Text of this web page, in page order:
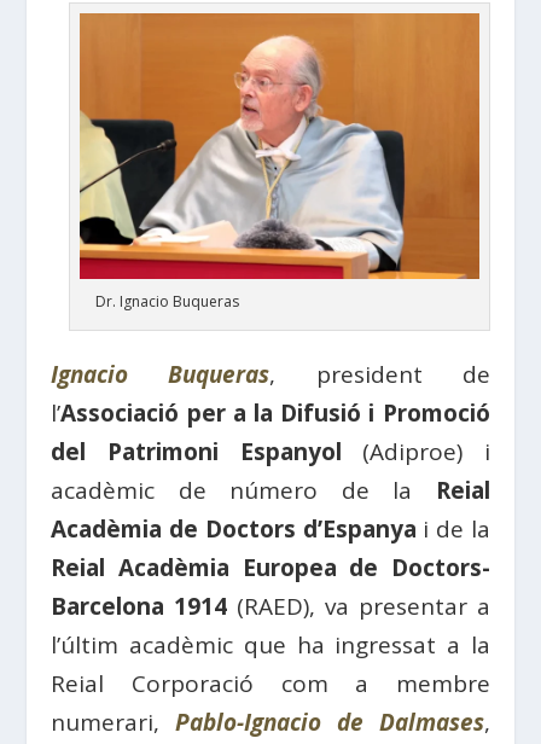
Dr. Ignacio Buqueras
Ignacio Buqueras, president de
l’Associació per a la Difusió i Promoció
del Patrimoni Espanyol (Adiproe) i
acadèmic de número de la Reial
Acadèmia de Doctors d’Espanya i de la
Reial Acadèmia Europea de Doctors-
Barcelona 1914 (RAED), va presentar a
l’últim acadèmic que ha ingressat a la
Reial Corporació com a membre
numerari,Pablo-Ignacio de Dalmases,